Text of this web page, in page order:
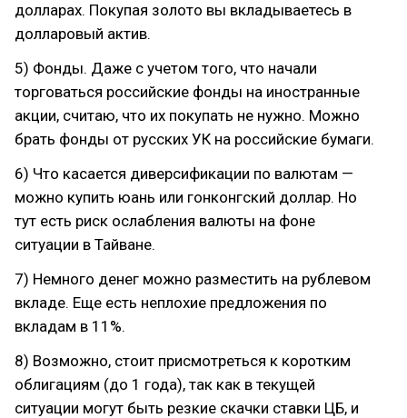
долларах. Покупая золото вы вкладываетесь в
долларовый актив.
5) Фонды. Даже с учетом того, что начали
торговаться российские фонды на иностранные
акции, считаю, что их покупать не нужно. Можно
брать фонды от русских УК на российские бумаги.
6) Что касается диверсификации по валютам —
можно купить юань или гонконгский доллар. Но
тут есть риск ослабления валюты на фоне
ситуации в Тайване.
7) Немного денег можно разместить на рублевом
вкладе. Еще есть неплохие предложения по
вкладам в 11%.
8) Возможно, стоит присмотреться к коротким
облигациям (до 1 года), так как в текущей
ситуации могут быть резкие скачки ставки ЦБ, и